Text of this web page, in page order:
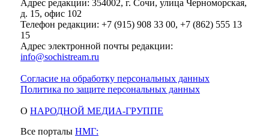
Адрес редакции: 354002, г. Сочи, улица Черноморская,
д. 15, офис 102
Телефон редакции: +7 (915) 908 33 00, +7 (862) 555 13
15
Адрес электронной почты редакции:
info@sochistream.ru
Согласие на обработку персональных данных
Политика по защите персональных данных
О НАРОДНОЙ МЕДИА-ГРУППЕ
Все порталы НМГ: